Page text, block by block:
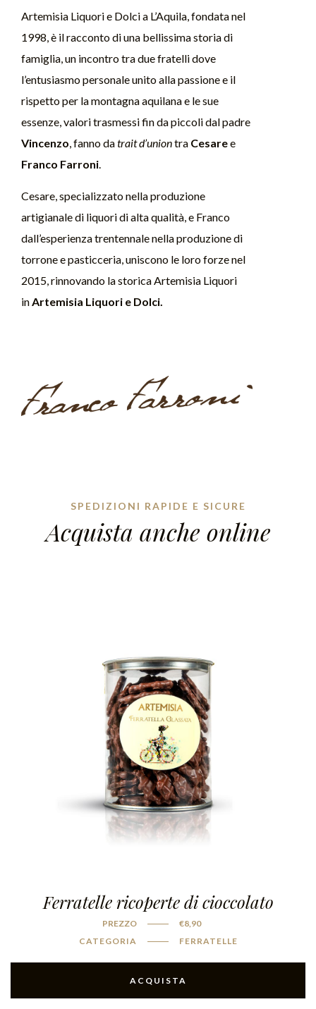
Artemisia Liquori e Dolci a L’Aquila, fondata nel
1998, è il racconto di una bellissima storia di
famiglia, un incontro tra due fratelli dove
l’entusiasmo personale unito alla passione e il
rispetto per la montagna aquilana e le sue
essenze, valori trasmessi fin da piccoli dal padre
Vincenzo, fanno datrait d’uniontra Cesaree
Franco Farroni.
Cesare, specializzato nella produzione
artigianale di liquori di alta qualità, e Franco
dall’esperienza trentennale nella produzione di
torrone e pasticceria, uniscono le loro forze nel
2015, rinnovando la storica Artemisia Liquori
inArtemisia Liquori e Dolci.
SPEDIZIONI RAPIDE E SICURE
Acquista anche online
Ferratelle ricoperte di cioccolato
PREZZO €8,90
CATEGORIA
FERRATELLE
ACQUISTA